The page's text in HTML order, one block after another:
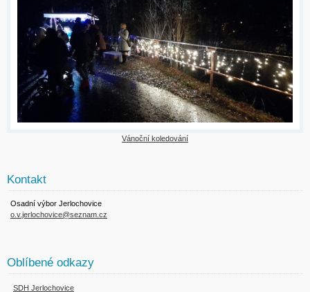
Vánoční koledování
Kontakt
Osadní výbor Jerlochovice
o.v.jerlochovice@seznam.cz
Oblíbené odkazy
SDH Jerlochovice